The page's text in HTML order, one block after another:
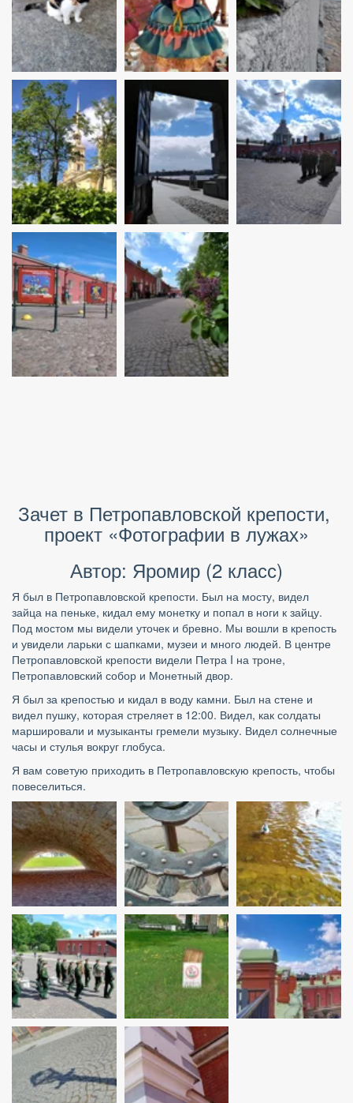
Зачет в Петропавловской крепости,
проект «Фотографии в лужах»
Автор: Яромир (2 класс)
Я был в Петропавловской крепости. Был на мосту, видел
зайца на пеньке, кидал ему монетку и попал в ноги к зайцу.
Под мостом мы видели уточек и бревно. Мы вошли в крепость
и увидели ларьки с шапками, музеи и много людей. В центре
Петропавловской крепости видели Петра I на троне,
Петропавловский собор и Монетный двор.
Я был за крепостью и кидал в воду камни. Был на стене и
видел пушку, которая стреляет в 12:00. Видел, как солдаты
маршировали и музыканты гремели музыку. Видел солнечные
часы и стулья вокруг глобуса.
Я вам советую приходить в Петропавловскую крепость, чтобы
повеселиться.